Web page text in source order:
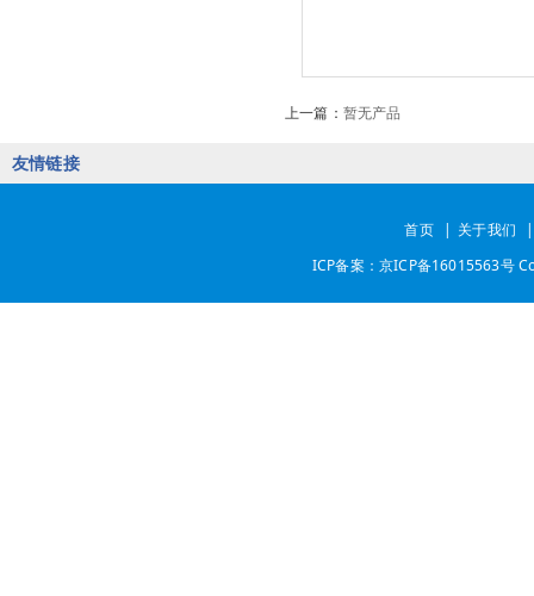
上一篇： 暂无产品
友情链接
首页 | 关于我们
|
ICP备案：京ICP备16015563号